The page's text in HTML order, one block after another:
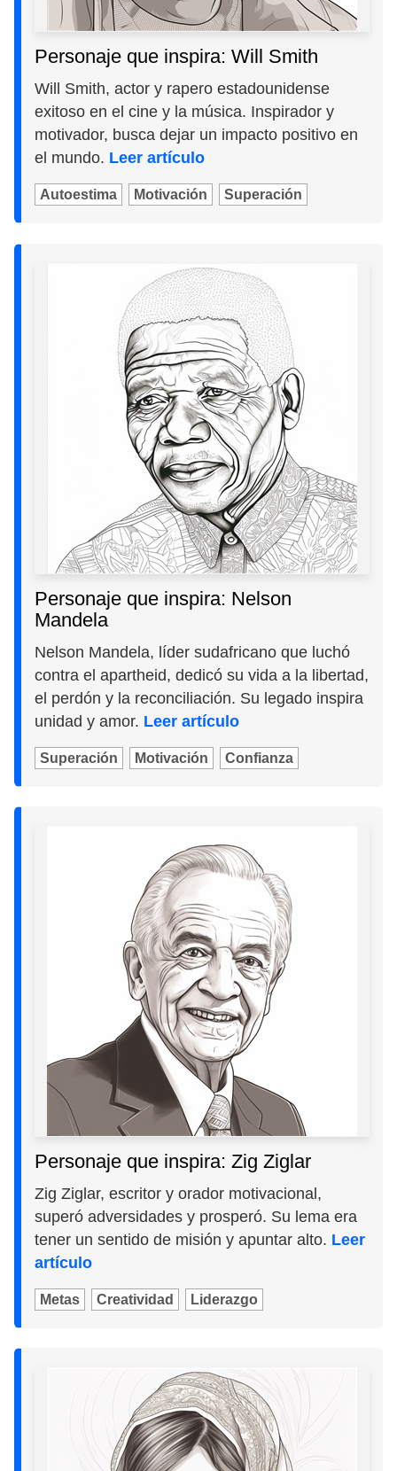
Personaje que inspira: Will Smith
Will Smith, actor y rapero estadounidense
exitoso en el cine y la música. Inspirador y
motivador, busca dejar un impacto positivo en
el mundo. Leer artículo
Autoestima Motivación Superación
Personaje que inspira: Nelson
Mandela
Nelson Mandela, líder sudafricano que luchó
contra el apartheid, dedicó su vida a la libertad,
el perdón y la reconciliación. Su legado inspira
unidad y amor. Leer artículo
Superación Motivación Confianza
Personaje que inspira: Zig Ziglar
Zig Ziglar, escritor y orador motivacional,
superó adversidades y prosperó. Su lema era
tener un sentido de misión y apuntar alto. Leer
artículo
Metas Creatividad Liderazgo